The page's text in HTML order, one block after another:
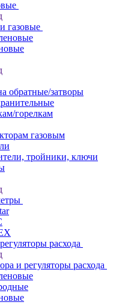
газовые
обратные/затворы
горелкам
газовым
тройники, ключи
расхода
и регуляторы расхода